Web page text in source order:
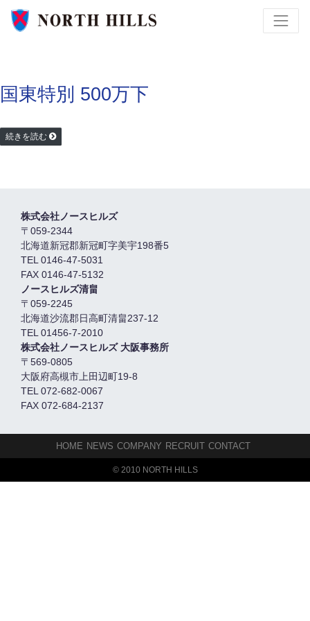
国東特別 500万下
続きを読む
株式会社ノースヒルズ
〒059-2344
北海道新冠郡新冠町字美宇198番5
TEL 0146-47-5031
FAX 0146-47-5132
ノースヒルズ清畠
〒059-2245
北海道沙流郡日高町清畠237-12
TEL 01456-7-2010
株式会社ノースヒルズ 大阪事務所
〒569-0805
大阪府高槻市上田辺町19-8
TEL 072-682-0067
FAX 072-684-2137
HOME NEWS COMPANY RECRUIT CONTACT
© 2010 NORTH HILLS